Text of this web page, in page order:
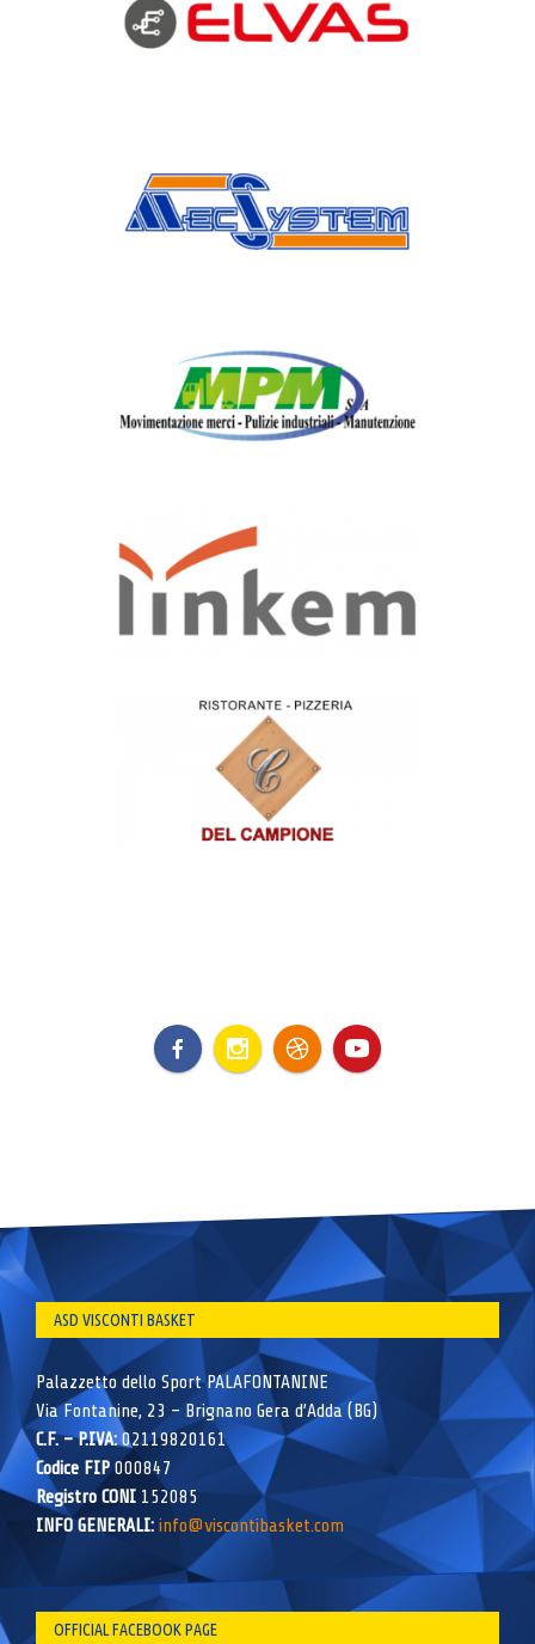
ASD VISCONTI BASKET
Palazzetto dello Sport PALAFONTANINE
Via Fontanine, 23 – Brignano Gera d’Adda (BG)
C.F. – P.IVA:02119820161
Codice FIP000847
Registro CONI 152085
INFO GENERALI: info@viscontibasket.com
OFFICIAL FACEBOOK PAGE